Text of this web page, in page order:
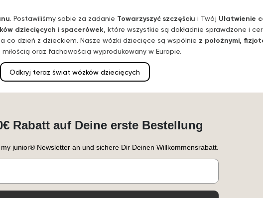
. Postawiliśmy sobie za zadanie Towarzyszyć szczęściu i Twój Ułatwienie
dziecięcych i spacerówek , które wszystkie są dokładnie sprawdzone i
co dzień z dzieckiem. Nasze wózki dziecięce są wspólnie z położnymi,
oraz fachowością wyprodukowany w Europie.
Odkryj teraz świat wózków dziecięcych
Rabatt auf Deine erste Bestellung
junior® Newsletter an und sichere Dir Deinen Willkommensrabatt.